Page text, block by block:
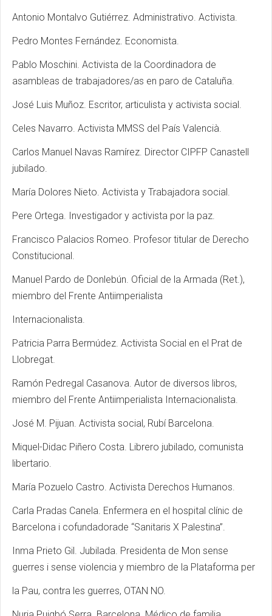
Antonio Montalvo Gutiérrez. Administrativo. Activista.
Pedro Montes Fernández. Economista.
Pablo Moschini. Activista de la Coordinadora de
asambleas de trabajadores/as en paro de Cataluña.
José Luis Muñoz. Escritor, articulista y activista social.
Celes Navarro. Activista MMSS del País Valencià.
Carlos Manuel Navas Ramírez. Director CIPFP Canastell
jubilado.
María Dolores Nieto. Activista y Trabajadora social.
Pere Ortega. Investigador y activista por la paz.
Francisco Palacios Romeo. Profesor titular de Derecho
Constitucional.
Manuel Pardo de Donlebún. Oficial de la Armada (Ret.),
miembro del Frente Antiimperialista
Internacionalista.
Patricia Parra Bermúdez. Activista Social en el Prat de
Llobregat.
Ramón Pedregal Casanova. Autor de diversos libros,
miembro del Frente Antiimperialista Internacionalista.
José M. Pijuan. Activista social, Rubí Barcelona.
Miquel-Didac Piñero Costa. Librero jubilado, comunista
libertario.
María Pozuelo Castro. Activista Derechos Humanos.
Carla Pradas Canela. Enfermera en el hospital clínic de
Barcelona i cofundadorade “Sanitaris X Palestina”.
Inma Prieto Gil. Jubilada. Presidenta de Mon sense
guerres i sense violencia y miembro de la Plataforma per
la Pau, contra les guerres, OTAN NO.